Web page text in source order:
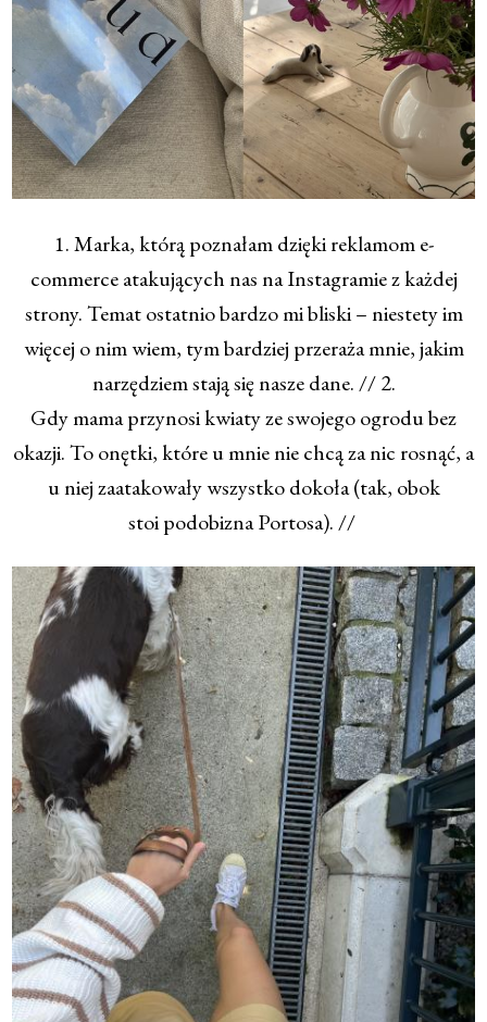
1. Marka, którą poznałam dzięki reklamom e-
commerce atakujących nas na Instagramie z każdej
strony. Temat ostatnio bardzo mi bliski – niestety im
więcej o nim wiem, tym bardziej przeraża mnie, jakim
narzędziem stają się nasze dane. // 2.
Gdy mama przynosi kwiaty ze swojego ogrodu bez
okazji. To onętki, które u mnie nie chcą za nic rosnąć, a
u niej zaatakowały wszystko dokoła (tak, obok
stoi podobizna Portosa). //